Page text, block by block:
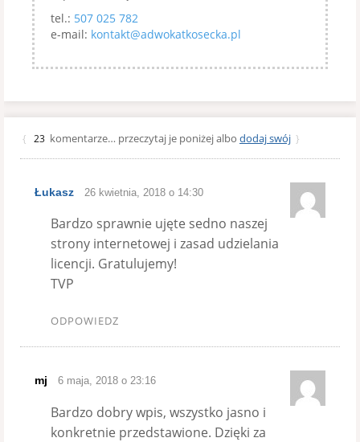
tel.: 507 025 782
e-mail: kontakt@adwokatkosecka.pl
{ 23 komentarze… przeczytaj je poniżej albo dodaj swój }
Łukasz 26 kwietnia, 2018 o 14:30
Bardzo sprawnie ujęte sedno naszej
strony internetowej i zasad udzielania
licencji. Gratulujemy!
TVP
ODPOWIEDZ
mj 6 maja, 2018 o 23:16
Bardzo dobry wpis, wszystko jasno i
konkretnie przedstawione. Dzięki za